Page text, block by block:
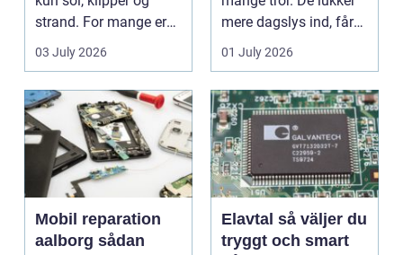
strand. For mange er
en stabil intern...
03 July 2026
mere dagslys ind, får
hjem og erhvervs...
01 July 2026
Mobil reparation
aalborg sådan
Elavtal så väljer du
tryggt och smart